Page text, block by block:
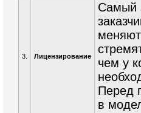
3. Лицензирование
Самый
чем у
Перед
в